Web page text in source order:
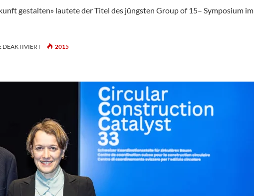
gestalten» lautete der Titel des jüngsten Group of 15– Symposium im
DEAKTIVIERTFÜR
EINE
GEEINTE
IMMOBILIENWIRTSCHAFT
2015